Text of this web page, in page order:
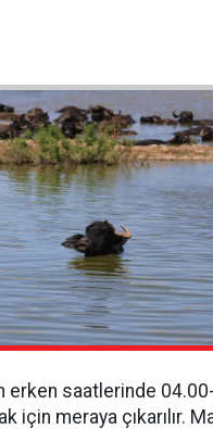
erken saatlerinde
için meraya çıkarılır.